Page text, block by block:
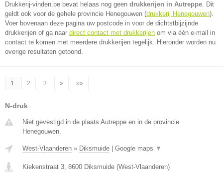
Drukkerij-vinden.be bevat helaas nog geen drukkerijen in Autreppe. Dit
geldt ook voor de gehele provincie Henegouwen (drukkerij Henegouwen).
Voer bovenaan deze pagina uw postcode in voor de dichtstbijzijnde
drukkerijen of ga naar direct contact met drukkerijen om via één e-mail in
contact te komen met meerdere drukkerijen tegelijk. Hieronder worden nu
overige resultaten getoond.
1 2 3 » »»
N-druk
Niet gevestigd in de plaats Autreppe en in de provincie
Henegouwen.
West-Vlaanderen » Diksmuide Google maps ▼
Kiekenstraat 3, 8600 Diksmuide (West-Vlaanderen)